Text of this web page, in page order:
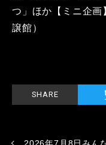
つ」ほか【ミニ企
譲館）
SHARE
2026年7月8日みん